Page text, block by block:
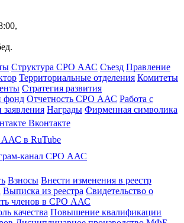
Структура СРО ААС Съезд Правление
Территориальные отделения Комитеты
Стратегия развития
фонд Отчетность СРО ААС Работа с
Награды Фирменная символика
Вконтакте
в RuTube
канал СРО ААС
Взносы Внести изменения в реестр
Выписка из реестра Свидетельство о
членов в СРО ААС
качества Повышение квалификации